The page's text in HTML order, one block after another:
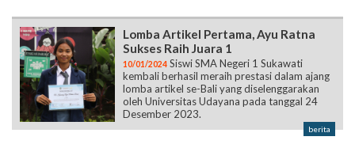
Lomba Artikel Pertama, Ayu Ratna
Sukses Raih Juara 1
10/01/2024 Siswi SMA Negeri 1 Sukawati
kembali berhasil meraih prestasi dalam ajang
lomba artikel se-Bali yang diselenggarakan
oleh Universitas Udayana pada tanggal 24
Desember 2023.
berita